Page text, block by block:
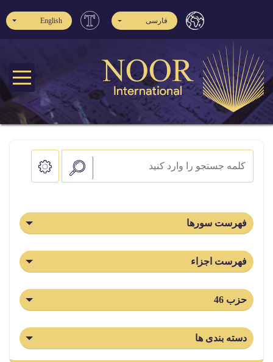
فارسی English
فهرست سورها
فهرست اجزاء
حزب 46
دسته بندی ها